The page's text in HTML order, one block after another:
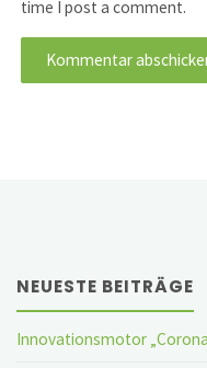
time I post a comment.
NEUESTE BEITRÄGE
Innovationsmotor